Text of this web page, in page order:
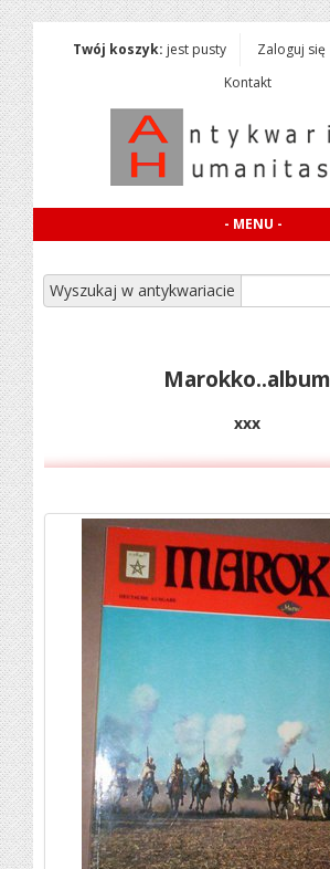
Twój koszyk: jest pusty Zaloguj się
Kontakt
- MENU -
Wyszukaj w antykwariacie
Marokko..album
xxx